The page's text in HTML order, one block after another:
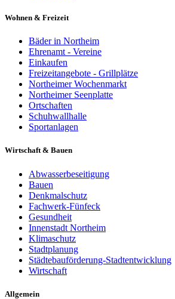
Wohnen & Freizeit
Bäder in Northeim
Ehrenamt - Vereine
Einkaufen
Freizeitangebote - Grillplätze
Northeimer Wochenmarkt
Northeimer Seenplatte
Ortschaften
Schuhwallhalle
Sportanlagen
Wirtschaft & Bauen
Abwasserbeseitigung
Bauen
Denkmalschutz
Fachwerk-Fünfeck
Gesundheit
Innenstadt Northeim
Klimaschutz
Stadtplanung
Städtebauförderung-Stadtentwicklung
Wirtschaft
Allgemein